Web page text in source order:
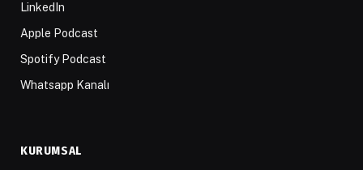
LinkedIn
Apple Podcast
Spotify Podcast
Whatsapp Kanalı
KURUMSAL